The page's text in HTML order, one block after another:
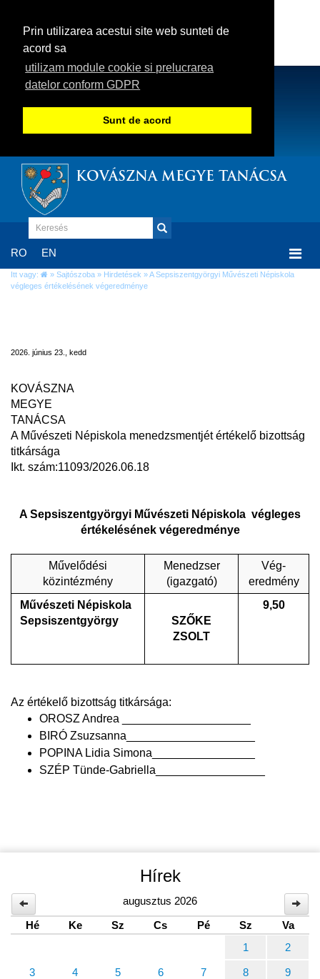
Prin utilizarea acestui site web sunteti de
acord sa
utilizam module cookie si prelucrarea
datelor conform GDPR
Sunt de acord
KOVÁSZNA MEGYE TANÁCSA
RO EN
Itt vagy: » Sajtószoba » Hirdetések » A Sepsiszentgyörgyi Művészeti Népiskola
végleges értékelésének végeredménye
2026. június 23., kedd
KOVÁSZNA
MEGYE
TANÁCSA
AMűvészeti Népiskola menedzsmentjét értékelő bizottság
titkársága
Ikt. szám:11093/2026.06.18
A Sepsiszentgyörgyi Művészeti Népiskola végleges
értékelésének végeredménye
Művelődési
közintézmény
Menedzser
(igazgató)
Vég-
eredmény
Művészeti Népiskola
Sepsiszentgyörgy
SZŐKE
ZSOLT
9,50
Az értékelő bizottság titkársága:
OROSZ Andrea ____________________
BIRÓ Zsuzsanna____
POPINA Lidia Simona________________
SZÉP Tünde-Gabriella_________________
Hírek
augusztus 2026
Hé
Ke Sz Cs Pé Sz
Va
1
2
3 4 5 6 7 8 9